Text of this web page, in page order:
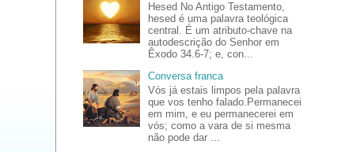
Hesed No Antigo Testamento,
hesed é uma palavra teológica
central. É um atributo-chave na
autodescrição do Senhor em
Êxodo 34.6-7; e, con...
Conversa franca
Vós já estais limpos pela palavra
que vos tenho falado.Permanecei
em mim, e eu permanecerei em
vós; como a vara de si mesma
não pode dar ...